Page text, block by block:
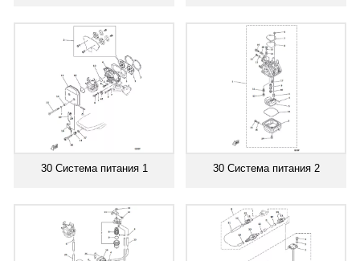
30 Система питания 1 30 Система питания 2